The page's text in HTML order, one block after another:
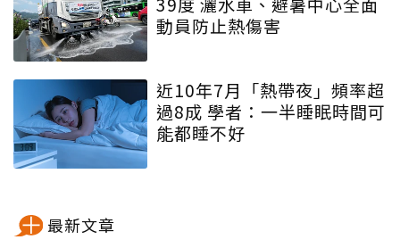
動員防止熱傷害
近10年7月「熱帶夜」頻率超
過8成 學者：一半睡眠時間可
能都睡不好
最新文章